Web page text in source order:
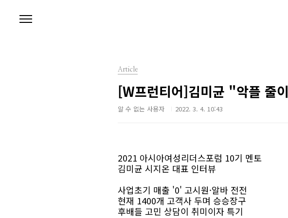
Article
[W프런티어]김미균 "악플 줄
알 수 없는 사용자 2022. 3. 4. 10:43
2021 아시아여성리더스포럼 10기 멘토
김미균 시지온 대표 인터뷰
사업초기 매출 '0' 고시원·알바 전전
현재 1400개 고객사 두며 승승장구
후배들 고민 상담이 취미이자 특기